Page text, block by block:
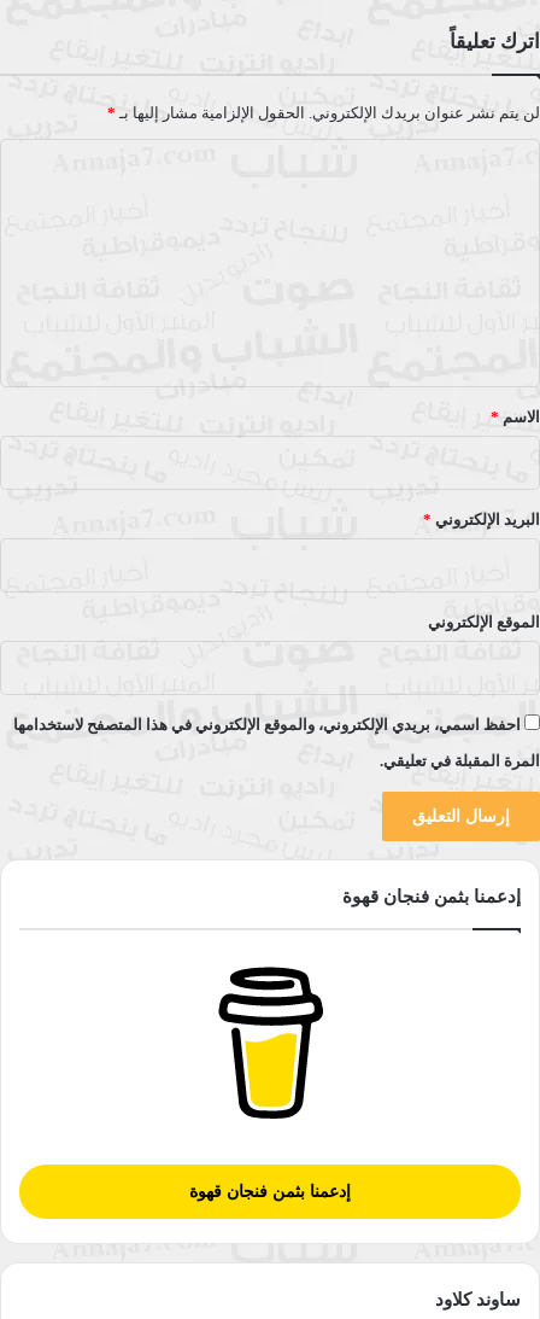
اترك تعليقاً
لن يتم نشر عنوان بريدك الإلكتروني. الحقول الإلزامية مشار إليها بـ *
*الاسم *
البريد الإلكتروني *
الموقع الإلكتروني
احفظ اسمي، بريدي الإلكتروني، والموقع الإلكتروني في هذا المتصفح لاستخدامها
المرة المقبلة في تعليقي.
إدعمنا بثمن فنجان قهوة
إدعمنا بثمن فنجان قهوة
ساوند كلاود